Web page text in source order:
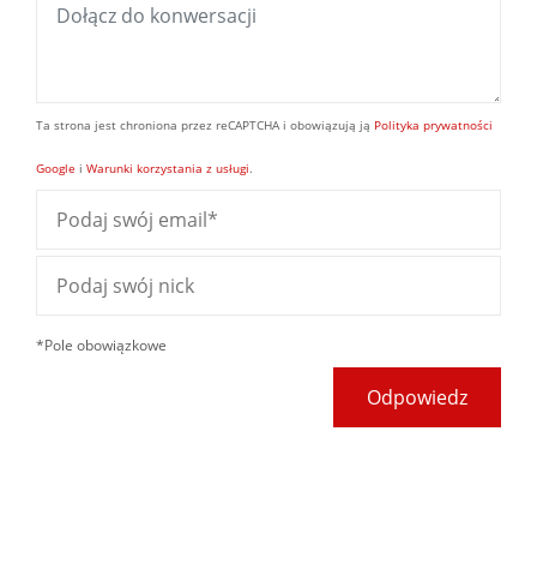
Ta strona jest chroniona przez reCAPTCHA i obowiązują ją Polityka prywatności
Google i Warunki korzystania z usługi.
*Pole obowiązkowe
Odpowiedz